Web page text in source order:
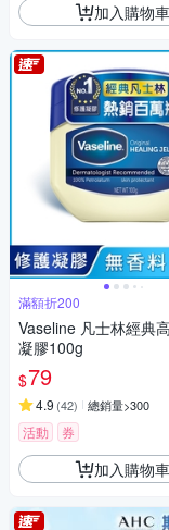
加入購物車
滿額折200
Vaseline 凡士林經典
凝膠100g
$79
4.9 (42) 總銷量>300
活動 券
加入購物車